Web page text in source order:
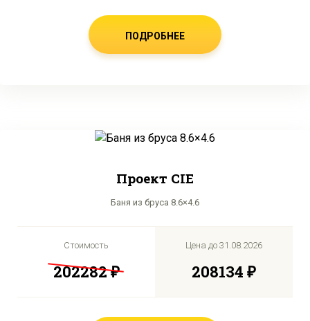
ПОДРОБНЕЕ
Проект CIE
Баня из бруса 8.6×4.6
Стоимость
202282 ₽
Цена до 31.08.2026
208134 ₽